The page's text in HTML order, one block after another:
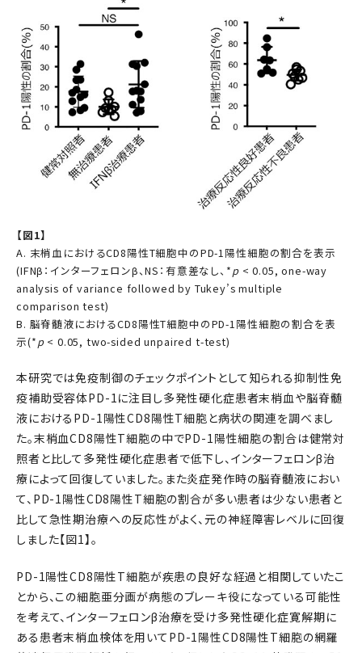
【図1】
A. 末梢血におけるCD8陽性T細胞中のPD-1陽性細胞の割合を表示
(IFNβ：インターフェロンβ、NS：有意差なし、*p< 0.05, one-way
analysis of variance followed by Tukey’s multiple
comparison test)
B. 脳脊髄液におけるCD8陽性T細胞中のPD-1陽性細胞の割合を表
示(*p< 0.05, two-sided unpaired t-test)
本研究では免疫制御のチェックポイントとして知られる抑制性免
疫補助受容体PD-1に注目し多発性硬化症患者末梢血や脳脊髄
液におけるPD-1陽性CD8陽性T細胞と病状の関連を調べまし
た。末梢血CD8陽性T細胞の中でPD-1陽性細胞の割合は健常対
照者と比して多発性硬化症患者で低下し、インターフェロンβ治
療によって回復していました。また炎症発作時の脳脊髄液におい
て、PD-1陽性CD8陽性T細胞の割合が多い患者は少ない患者と
比して急性期治療への反応性がよく、元の神経障害レベルに回復
しました【図1】。
PD-1陽性CD8陽性T細胞が疾患の良好な経過と相関していたこ
とから、この細胞亜分画が病態のブレーキ役になっている可能性
を考えて、インターフェロンβ治療を受け多発性硬化症寛解期に
ある患者末梢血検体を用いてPD-1陽性CD8陽性T細胞の網羅